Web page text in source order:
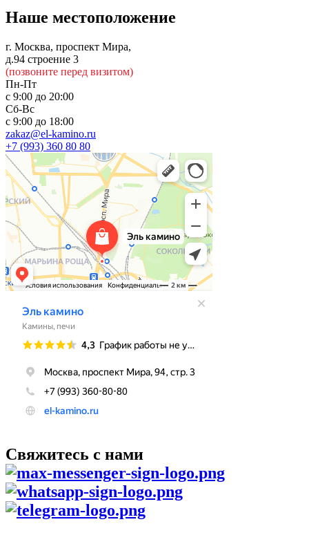
Наше местоположение
г. Москва, проспект Мира,
д.94 строение 3
(позвоните перед визитом)
Пн-Пт
с 9:00 до 20:00
Сб-Вс
с 9:00 до 18:00
zakaz@el-kamino.ru
+7 (993) 360 80 80
Свяжитесь с нами